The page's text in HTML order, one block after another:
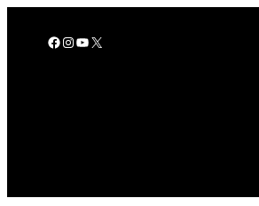
Facebook InstagramYouTube X